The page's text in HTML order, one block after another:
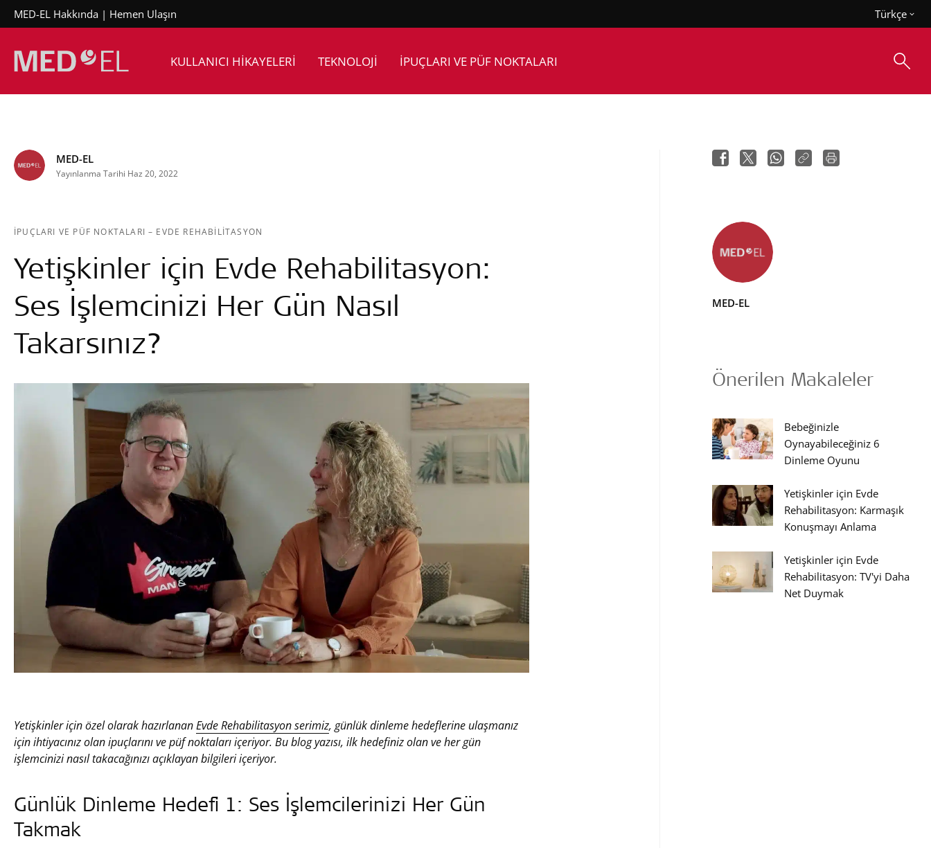
MED-EL Hakkında Hemen Ulaşın Türkçe
KULLANICI HİKAYELERİ TEKNOLOJİ İPUÇLARI VE PÜF NOKTALARI
MED-EL
Yayınlanma Tarihi Haz 20, 2022
İPUÇLARI VE PÜF NOKTALARI– EVDE REHABILITASYON
Yetişkinler için Evde Rehabilitasyon:
Ses İşlemcinizi Her Gün Nasıl
Takarsınız?
Yetişkinler için özel olarak hazırlananEvde Rehabilitasyon serimiz, günlük dinleme hedeflerine ulaşmanız
için ihtiyacınız olan ipuçlarını ve püf noktaları içeriyor. Bu blog yazısı, ilk hedefiniz olan ve her gün
işlemcinizi nasıl takacağınızı açıklayan bilgileri içeriyor.
Günlük Dinleme Hedefi 1: Ses İşlemcilerinizi Her Gün
Takmak
MED-EL
Önerilen Makaleler
Bebeğinizle
Oynayabileceğiniz 6
Dinleme Oyunu
Yetişkinler için Evde
Rehabilitasyon: Karmaşık
Konuşmayı Anlama
Yetişkinler için Evde
Rehabilitasyon: TV'yi Daha
Net Duymak